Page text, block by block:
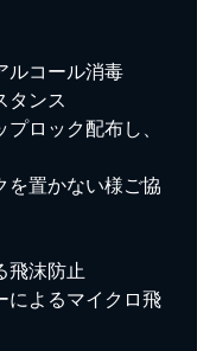
ルコール消毒
タンス
プロック配布し、
置かない様ご協
飛沫防止
によるマイクロ飛